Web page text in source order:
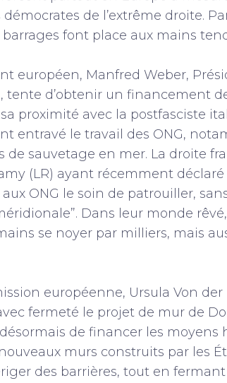
de l’extrême droite.
barrages font place aux mains
européen, Manfred Weber,
tente d’obtenir un financement
proximité avec la postfasciste
entravé le travail des ONG,
de sauvetage en mer. La droite
(LR) ayant récemment déclaré
ONG le soin de patrouiller,
Dans leur monde
se noyer par milliers, mais
européenne, Ursula Von
fermeté le projet de mur de
de financer les
murs construits par les
des barrières, tout en